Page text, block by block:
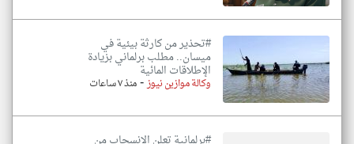
#تحذير من كارثة بيئية في
ميسان.. مطلب برلماني بزيادة
الإطلاقات المائية
وكالة موازين نيوز-منذ ٧ ساعات